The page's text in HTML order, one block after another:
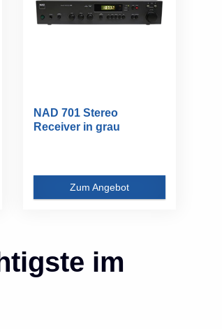
NAD 701 Stereo
Receiver in grau
Zum Angebot
im